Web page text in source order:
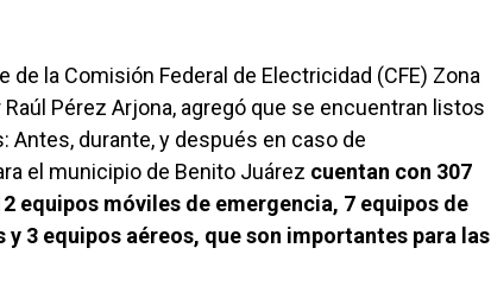
de la Comisión Federal de Electricidad (CFE) Zona
Pérez Arjona, agregó que se encuentran listos
durante, y después en caso de
el municipio de Benito Juárez cuentan con 307
equipos móviles de emergencia, 7 equipos de
3 equipos aéreos, que son importantes para las